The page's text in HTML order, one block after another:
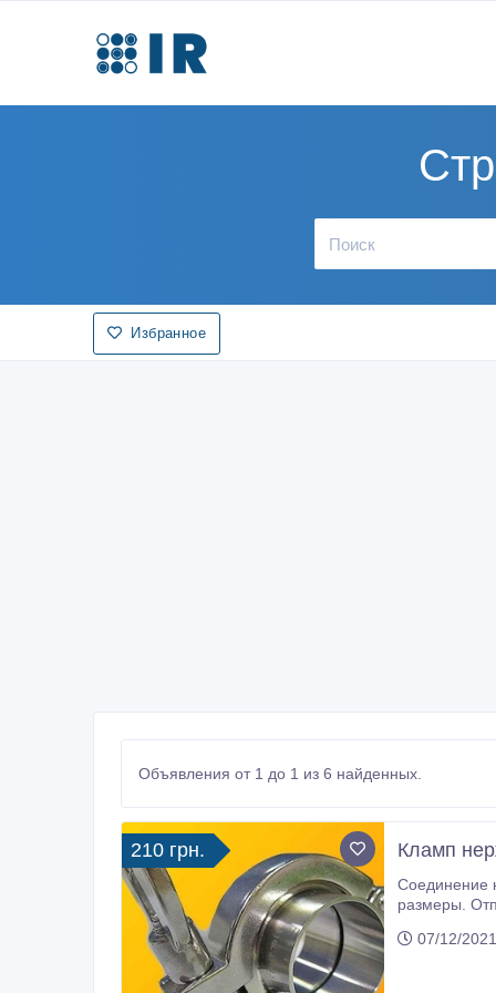
Избранное
Объявления от 1 до 1 из 6 найденных.
210 грн. Кламп
Соединение кламп CLAMP
paзмepы.
07/12/